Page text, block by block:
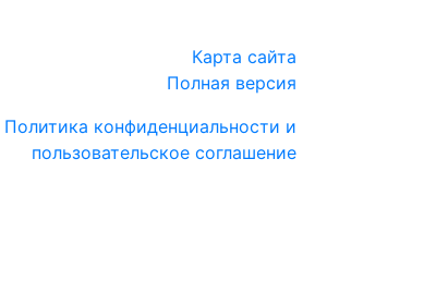
Карта сайта
Полная версия
Политика конфиденциальности и
пользовательское соглашение